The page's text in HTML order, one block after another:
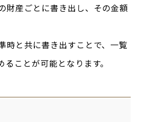
財産ごとに書き出し、その金額
時と共に書き出すことで、一覧
ことが可能となります。